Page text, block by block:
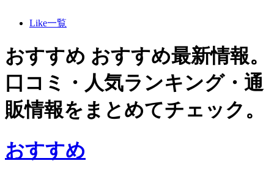
Like一覧
おすすめ おすすめ最新情報。
口コミ・人気ランキング・通
販情報をまとめてチェック。
おすすめ